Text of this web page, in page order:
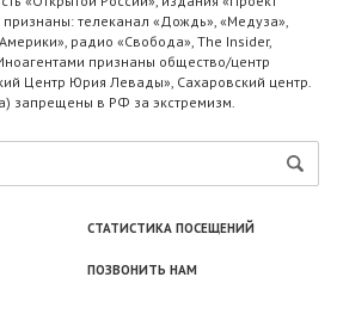
телеканал «Дождь», «Медуза»,
радио «Свобода», The Insider,
признаны общество/центр
Центр Юрия Левады», Сахаровский центр.
запрещены в РФ за экстремизм.
СТАТИСТИКА ПОСЕЩЕНИЙ
ПОЗВОНИТЬ НАМ